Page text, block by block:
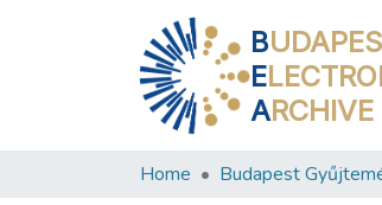
B
E
ARCHIVE
Home Budapest